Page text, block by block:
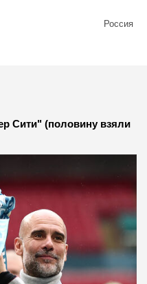
Россия
Сити" (половину взяли